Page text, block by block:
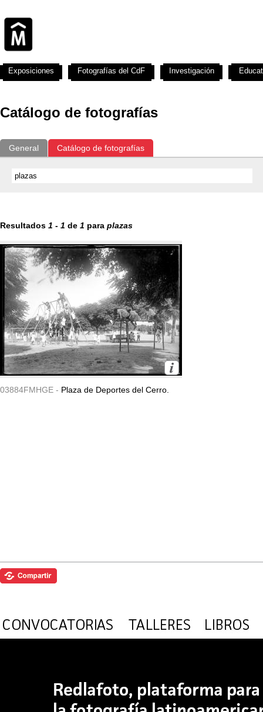
Catálogo de fotografías
General Catálogo de fotografías
Resultados 1 - 1 de 1 para plazas
03884FMHGE - Plaza de Deportes del Cerro.
Exposiciones Fotografías del CdF Investigación